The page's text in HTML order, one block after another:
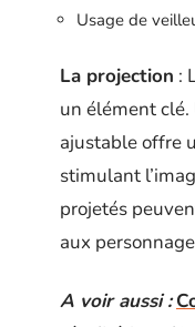
Usage de
La projection :
un élément
ajustable offre
stimulant
projetés
aux
A voir aussi :